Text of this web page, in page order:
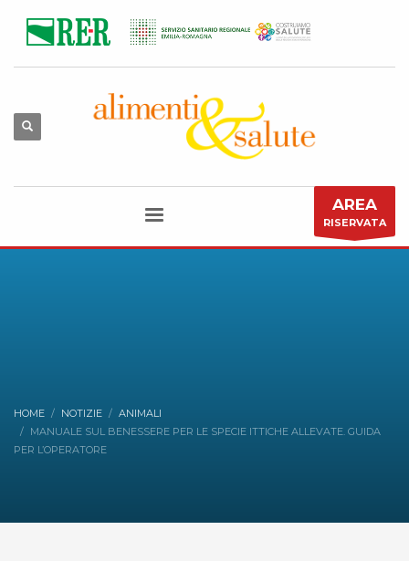
AREA
RISERVATA
HOME NOTIZIE
ANIMALI
MANUALE SUL BENESSERE PER LE SPECIE ITTICHE ALLEVATE. GUIDA
PER L’OPERATORE